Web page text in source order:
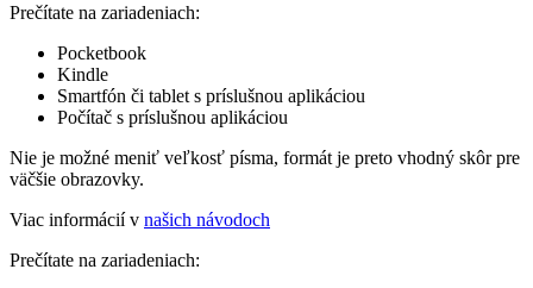
Prečítate na zariadeniach:
Pocketbook
Kindle
Smartfón či tablet s príslušnou aplikáciou
Počítač s príslušnou aplikáciou
Nie je možné meniť veľkosť písma, formát je preto vhodný skôr pre
väčšie obrazovky.
Viac informácií v našich návodoch
Prečítate na zariadeniach: